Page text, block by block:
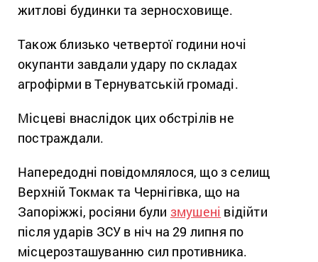
житлові будинки та зерносховище.
Також близько четвертої години ночі
окупанти завдали удару по складах
агрофірми в Тернуватській громаді.
Місцеві внаслідок цих обстрілів не
постраждали.
Напередодні повідомлялося, що з селищ
Верхній Токмак та Чернігівка, що на
Запоріжжі, росіяни були змушені відійти
після ударів ЗСУ в ніч на 29 липня по
місцерозташуванню сил противника.